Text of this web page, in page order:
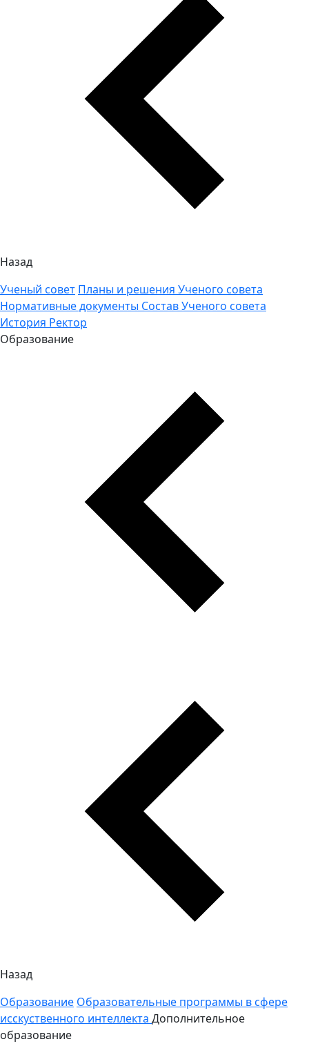
Назад
Ученый совет Планы и решения Ученого совета
Нормативные документы Состав Ученого совета
История Ректор
Образование
Назад
Образование Образовательные программы в сфере
исскуственного интеллекта Дополнительное
образование